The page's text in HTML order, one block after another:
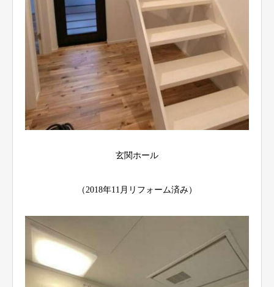
玄関ホール
（2018年11月リフォーム済み）